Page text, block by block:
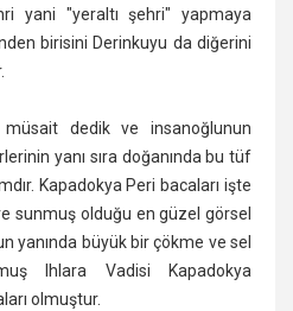
yani "yeraltı şehri" yapmaya
birisini Derinkuyu da diğerini
dedik ve insanoğlunun
yanı sıra doğanında bu tüf
Kapadokya Peri bacaları işte
sunmuş olduğu en güzel görsel
yanında büyük bir çökme ve sel
Ihlara Vadisi Kapadokya
olmuştur.